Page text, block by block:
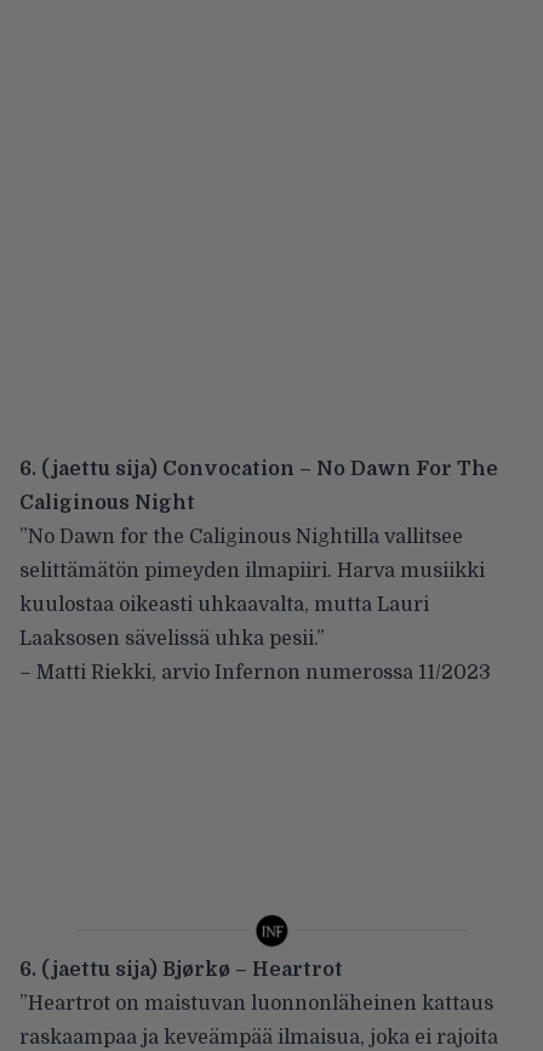
6. (jaettu sija) Convocation – No Dawn For The
Caliginous Night
”No Dawn for the Caliginous Nightilla vallitsee
selittämätön pimeyden ilmapiiri. Harva musiikki
kuulostaa oikeasti uhkaavalta, mutta Lauri
Laaksosen sävelissä uhka pesii.”
– Matti Riekki, arvio Infernon numerossa 11/2023
6. (jaettu sija) Bjørkø – Heartrot
”Heartrot on maistuvan luonnonläheinen kattaus
raskaampaa ja keveämpää ilmaisua, joka ei rajoita